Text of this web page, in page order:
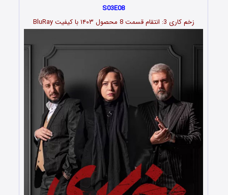
S03E08
زخم کاری 3: انتقام قسمت
8 محصول ۱۴۰۳ با کیفیت BluRay